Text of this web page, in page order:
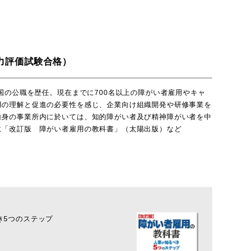
価試験合格）
公職を歴任。現在までに700名以上の障がい者雇用やキャ
理解と促進の必要性を感じ、企業向け組織開発や研修事業を
の事業所内に於いては、知的障がい者及び精神障がい者を中
改訂版 障がい者雇用の教科書」（太陽出版）など
5つのステップ